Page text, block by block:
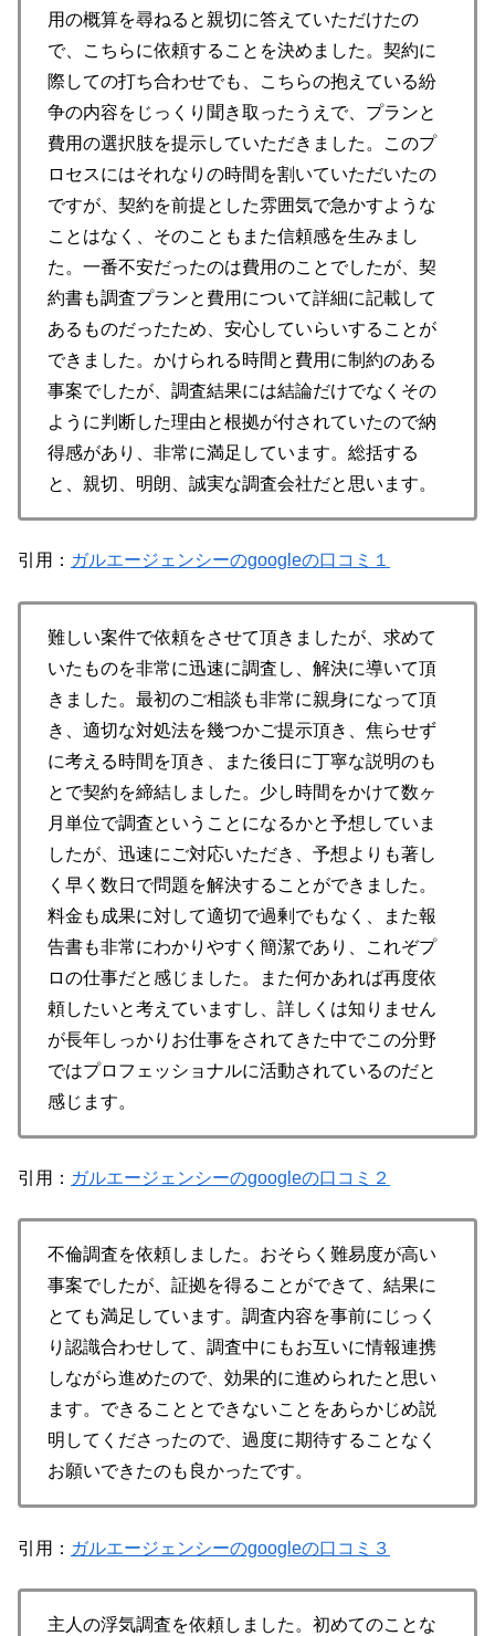
用の概算を尋ねると親切に答えていただけたの
で、こちらに依頼することを決めました。契約に
際しての打ち合わせでも、こちらの抱えている紛
争の内容をじっくり聞き取ったうえで、プランと
費用の選択肢を提示していただきました。このプ
ロセスにはそれなりの時間を割いていただいたの
ですが、契約を前提とした雰囲気で急かすような
ことはなく、そのこともまた信頼感を生みまし
た。一番不安だったのは費用のことでしたが、契
約書も調査プランと費用について詳細に記載して
あるものだったため、安心していらいすることが
できました。かけられる時間と費用に制約のある
事案でしたが、調査結果には結論だけでなくその
ように判断した理由と根拠が付されていたので納
得感があり、非常に満足しています。総括する
と、親切、明朗、誠実な調査会社だと思います。
引用： ガルエージェンシーのgoogleの口コミ１
難しい案件で依頼をさせて頂きましたが、求めて
いたものを非常に迅速に調査し、解決に導いて頂
きました。最初のご相談も非常に親身になって頂
き、適切な対処法を幾つかご提示頂き、焦らせず
に考える時間を頂き、また後日に丁寧な説明のも
とで契約を締結しました。少し時間をかけて数ヶ
月単位で調査ということになるかと予想していま
したが、迅速にご対応いただき、予想よりも著し
く早く数日で問題を解決することができました。
料金も成果に対して適切で過剰でもなく、また報
告書も非常にわかりやすく簡潔であり、これぞプ
ロの仕事だと感じました。また何かあれば再度依
頼したいと考えていますし、詳しくは知りません
が長年しっかりお仕事をされてきた中でこの分野
ではプロフェッショナルに活動されているのだと
感じます。
引用： ガルエージェンシーのgoogleの口コミ２
不倫調査を依頼しました。おそらく難易度が高い
事案でしたが、証拠を得ることができて、結果に
とても満足しています。調査内容を事前にじっく
り認識合わせして、調査中にもお互いに情報連携
しながら進めたので、効果的に進められたと思い
ます。できることとできないことをあらかじめ説
明してくださったので、過度に期待することなく
お願いできたのも良かったです。
引用： ガルエージェンシーのgoogleの口コミ３
主人の浮気調査を依頼しました。初めてのことな